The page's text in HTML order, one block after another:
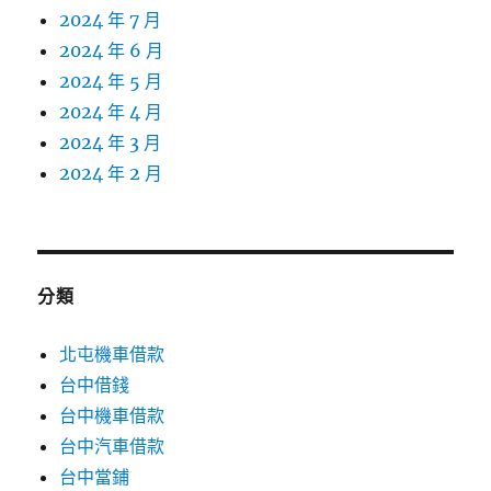
2024 年 7 月
2024 年 6 月
2024 年 5 月
2024 年 4 月
2024 年 3 月
2024 年 2 月
分類
北屯機車借款
台中借錢
台中機車借款
台中汽車借款
台中當鋪